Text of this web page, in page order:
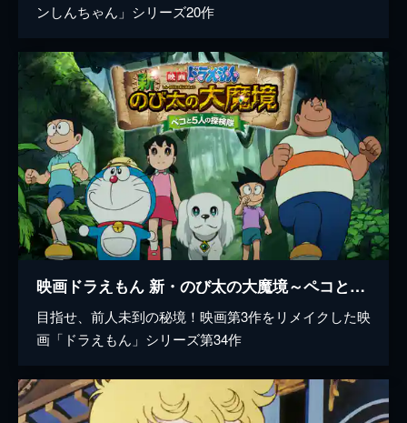
ンしんちゃん」シリーズ20作
映画ドラえもん 新・のび太の大魔境～ペコと5人の探検隊～
目指せ、前人未到の秘境！映画第3作をリメイクした映
画「ドラえもん」シリーズ第34作